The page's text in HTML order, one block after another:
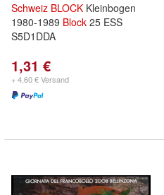
Schweiz BLOCK Kleinbogen
1980-1989 Block 25 ESS
S5D1DDA
1,31 €
+ 4,60 € Versand